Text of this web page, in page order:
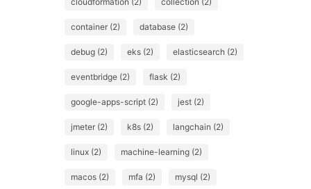
container (2) database (2)
debug (2) eks (2) elasticsearch (2)
eventbridge (2) flask (2)
google-apps-script (2) jest (2)
jmeter (2) k8s (2) langchain (2)
linux (2) machine-learning (2)
macos (2) mfa (2) mysql (2)